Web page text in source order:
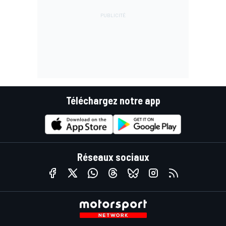
Téléchargez notre app
Réseaux sociaux